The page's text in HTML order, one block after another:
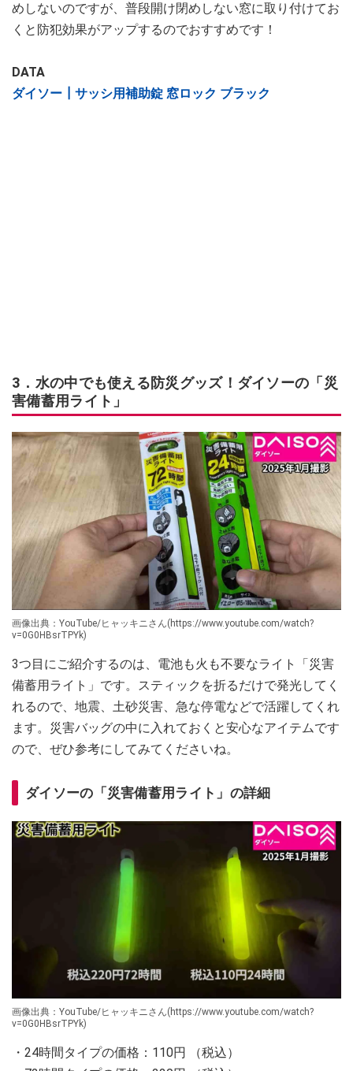
めしないのですが、普段開け閉めしない窓に取り付けてお
くと防犯効果がアップするのでおすすめです！
DATA
ダイソー┃サッシ用補助錠 窓ロック ブラック
3．水の中でも使える防災グッズ！ダイソーの「災
害備蓄用ライト」
画像出典：YouTube/ヒャッキニさん(https://www.youtube.com/watch?
v=0G0HBsrTPYk)
3つ目にご紹介するのは、電池も火も不要なライト「災害
備蓄用ライト」です。スティックを折るだけで発光してく
れるので、地震、土砂災害、急な停電などで活躍してくれ
ます。災害バッグの中に入れておくと安心なアイテムです
ので、ぜひ参考にしてみてくださいね。
ダイソーの「災害備蓄用ライト」の詳細
画像出典：YouTube/ヒャッキニさん(https://www.youtube.com/watch?
v=0G0HBsrTPYk)
・24時間タイプの価格：110円 （税込）